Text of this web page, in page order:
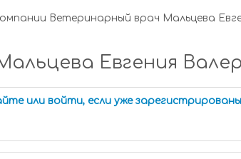
Ветеринарный врач Мальцева
Евгения
или войти, если уже зарегистрированы